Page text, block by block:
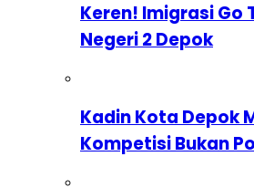
Keren! Imigrasi Go
Negeri 2 Depok
Kadin Kota Depok
Kompetisi Bukan